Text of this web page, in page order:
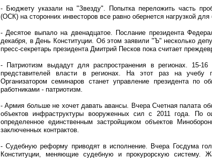
- Бюджету указали на "Звезду". Попытка переложить часть
(ОСК) на сторонних инвесторов все равно обернется нагрузкой
- Десятое выпало на двенадцатое. Послание президента
декабря, в День Конституции. Об этом заявили "Ъ" несколько
пресс-секретарь президента Дмитрий Песков пока считает
- Патриотизм выдадут для распространения в регионах. 15-
представителей власти в регионах. На этот раз на учебу
Организатором семинаров станет управление президента
работниками - патриотизм.
- Армия больше не хочет давать авансы. Вчера Счетная палата
объектов инфраструктуры вооруженных сил c 2011 года. По
определенное единственным застройщиком объектов
заключенных контрактов.
- Судебную реформу приводят в исполнение. Вчера Госдума
Конституции, меняющие судебную и прокурорскую систему.